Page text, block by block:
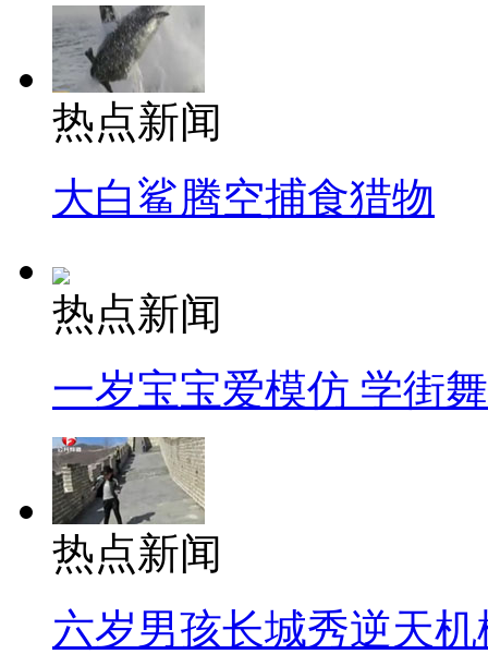
热点新闻
大白鲨腾空捕食猎物
热点新闻
一岁宝宝爱模仿 学街
热点新闻
六岁男孩长城秀逆天机